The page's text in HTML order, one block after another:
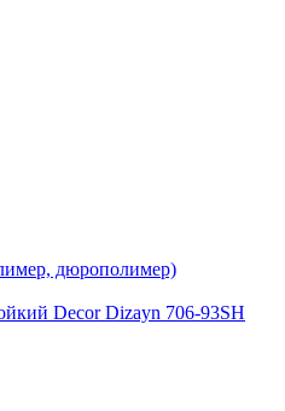
дюрополимер)
Decor Dizayn 706-93SH